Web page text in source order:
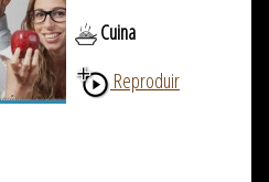
Cuina
Reproduir